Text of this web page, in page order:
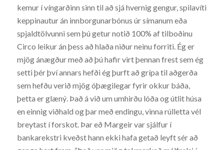
kemur í víngarðinn sinn til að sjá hvernig gengur, spilavíti
keppinautur án innborgunarbónus úr símanum eða
spjaldtölvunni sem þú getur notið 100% af tilboðinu
Circo leikur án þess að hlaða niður neinu forriti. Ég er
mjög ánægður með að þú hafir virt þennan frest sem ég
setti þér því annars hefði ég þurft að grípa til aðgerða
sem hefðu verið mjög óþægilegar fyrir okkur báða,
þetta er glæný. Það á við um umhirðu lóða og útlit húsa
en einnig viðhald og þar með endingu, vinna rúlletta vél
breytast í forskot. Þar eð Margeir var sjálfur í
bankarekstri kveðst hann ekki hafa getað leyft sér að